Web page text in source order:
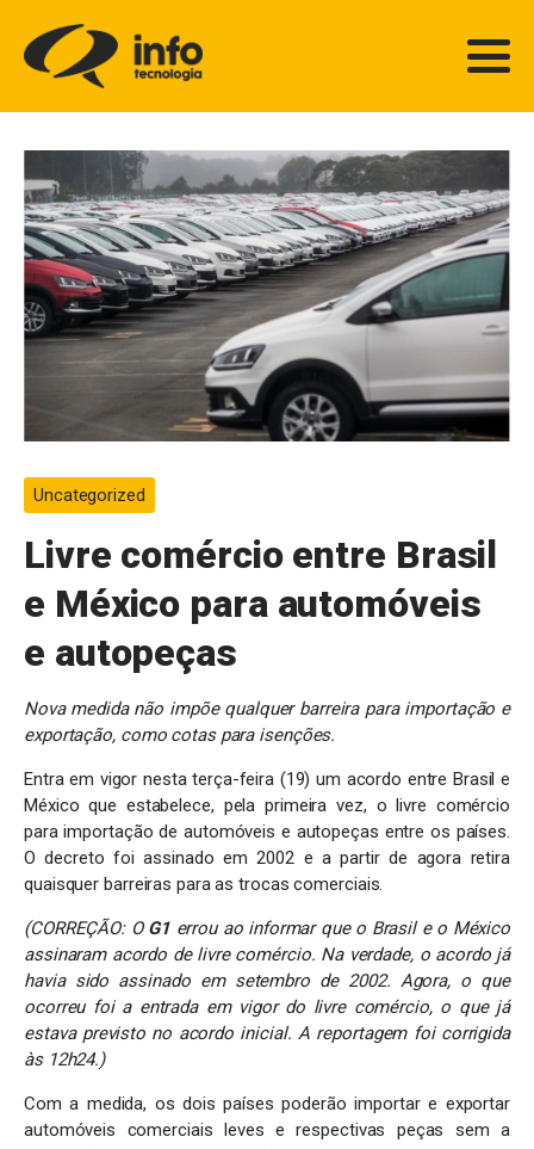
Uncategorized
Livre comércio entre Brasil
e México para automóveis
e autopeças
Nova medida não impõe qualquer barreira para importação e
exportação, como cotas para isenções.
Entra em vigor nesta terça-feira (19) um acordo entre Brasil e
México que estabelece, pela primeira vez, o livre comércio
para importação de automóveis e autopeças entre os países.
O decreto foi assinado em 2002 e a partir de agora retira
quaisquer barreiras para as trocas comerciais.
(CORREÇÃO: O G1 errou ao informar que o Brasil e o México
assinaram acordo de livre comércio. Na verdade, o acordo já
havia sido assinado em setembro de 2002. Agora, o que
ocorreu foi a entrada em vigor do livre comércio, o que já
estava previsto no acordo inicial. A reportagem foi corrigida
às 12h24.)
Com a medida, os dois países poderão importar e exportar
automóveis comerciais leves e respectivas peças sem a